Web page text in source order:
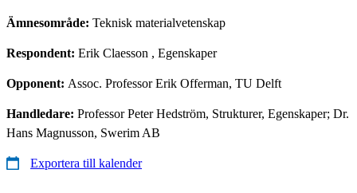
Ämnesområde: Teknisk materialvetenskap
Respondent: Erik Claesson , Egenskaper
Opponent: Assoc. Professor Erik Offerman, TU Delft
Handledare: Professor Peter Hedström, Strukturer, Egenskaper; Dr.
Hans Magnusson, Swerim AB
Exportera till kalender